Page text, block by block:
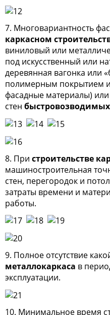
7. Многовариантность
каркасном
виниловый или
под искусственный или
деревянная вагонка или
полимерным покрытием
фасадные материалы)
стен
8. При строительстве
машиностроительная
стен, перегородок и
затраты времени и
работы.
9. Полное отсутствие
металлокаркаса в
эксплуатации.
10. Минимальное время